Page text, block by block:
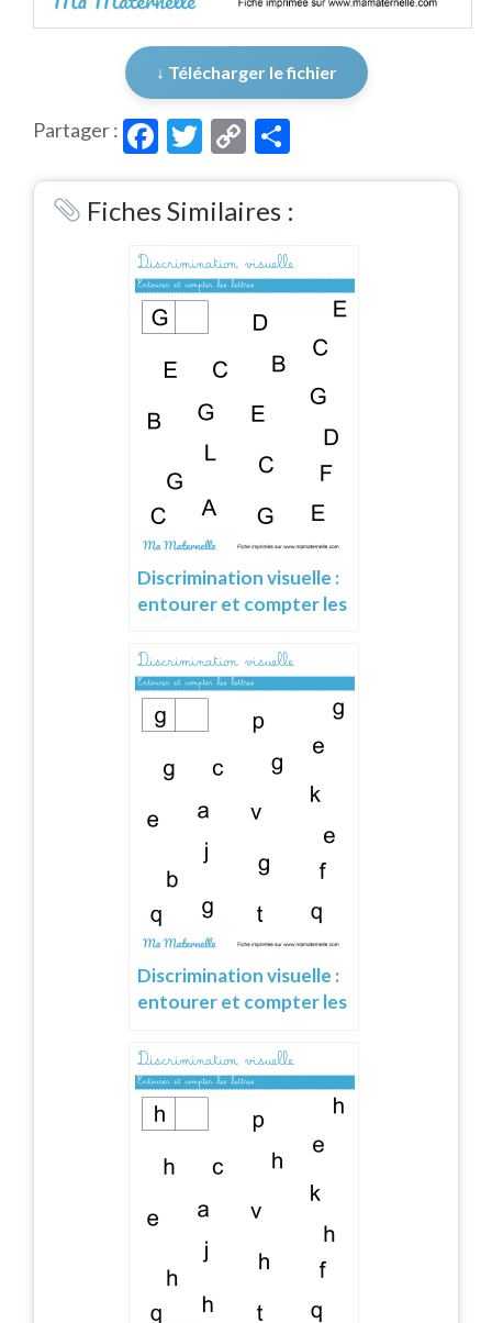
↓ Télécharger le fichier
Partager : Facebook
Twitter
Copy
Link
Fiches Similaires :
Discrimination visuelle :
entourer et compter les
Discrimination visuelle :
entourer et compter les